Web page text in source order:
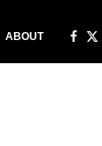
ABOUT